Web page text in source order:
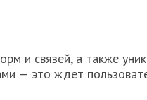
и связей, а также
— это ждет